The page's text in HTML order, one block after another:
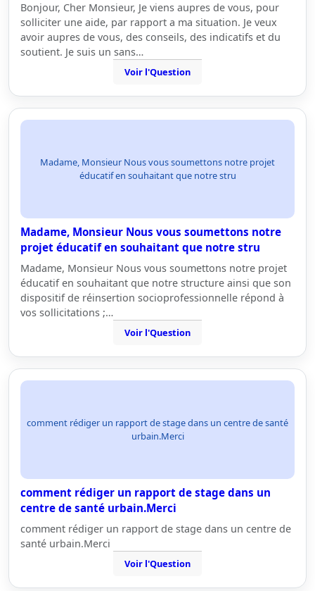
Bonjour, Cher Monsieur, Je viens aupres de vous, pour
solliciter une aide, par rapport a ma situation. Je veux
avoir aupres de vous, des conseils, des indicatifs et du
soutient. Je suis un sans…
Voir l'Question
Madame, Monsieur Nous vous soumettons notre projet
éducatif en souhaitant que notre stru
Madame, Monsieur Nous vous soumettons notre
projet éducatif en souhaitant que notre stru
Madame, Monsieur Nous vous soumettons notre projet
éducatif en souhaitant que notre structure ainsi que son
dispositif de réinsertion socioprofessionnelle répond à
vos sollicitations ;…
Voir l'Question
comment rédiger un rapport de stage dans un centre de santé
urbain.Merci
comment rédiger un rapport de stage dans un
centre de santé urbain.Merci
comment rédiger un rapport de stage dans un centre de
santé urbain.Merci
Voir l'Question